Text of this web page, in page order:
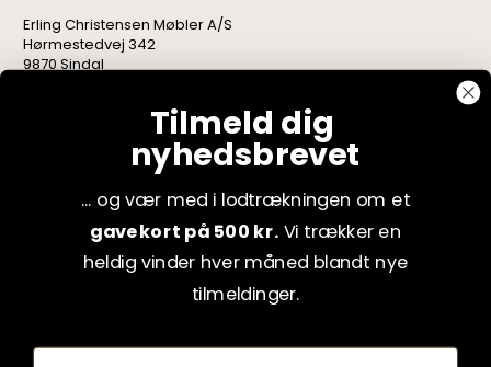
Erling Christensen Møbler A/S
Hørmestedvej 342
9870 Sindal
Tilmeld dig
nyhedsbrevet
... og vær med i lodtrækningen om et
gavekort på 500 kr. Vi trækker en
heldig vinder hver måned blandt nye
tilmeldinger.
Fornavn